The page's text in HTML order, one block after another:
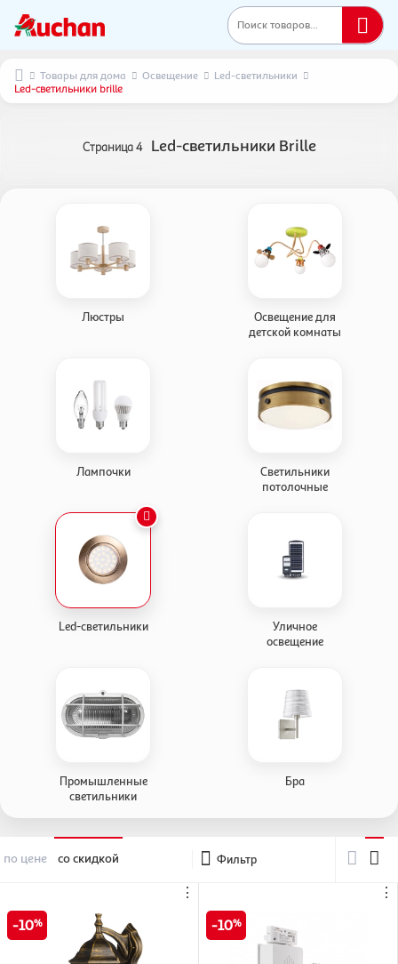
Поиск товаров...
Товары для дома Освещение
Led-светильники
Led-светильники brille
Страница 4 Led-светильники Brille
Люстры
Освещение для
детской комнаты
Лампочки
Светильники
потолочные
Led-светильники
Уличное
освещение
Промышленные
светильники
Бра
по цене со скидкой Фильтр
⋮
10
⋮
10